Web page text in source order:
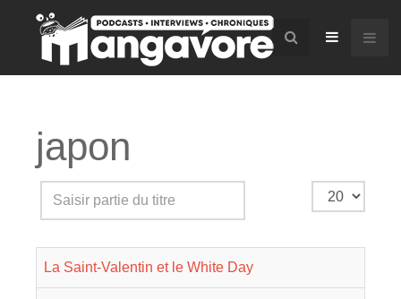
japon
Saisir
partie
titre
Affichage
La Saint-Valentin et le White Day